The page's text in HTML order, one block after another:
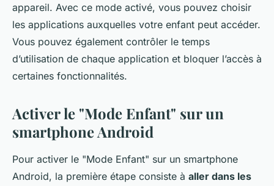
appareil. Avec ce mode activé, vous pouvez choisir
les applications auxquelles votre enfant peut accéder.
Vous pouvez également contrôler le temps
d’utilisation de chaque application et bloquer l’accès à
certaines fonctionnalités.
Activer le "Mode Enfant" sur un
smartphone Android
Pour activer le "Mode Enfant" sur un smartphone
Android, la première étape consiste à aller dans les